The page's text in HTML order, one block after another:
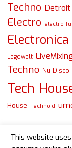
Techno
Electro electro-
Electronica
Legowelt
Techno Nu Disco
Tech
House Technoid
This website